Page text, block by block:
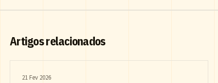
Artigos relacionados
21 Fev 2026